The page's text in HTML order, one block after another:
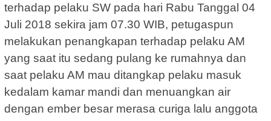
terhadap pelaku SW pada hari Rabu Tanggal 04
Juli 2018 sekira jam 07.30 WIB, petugaspun
melakukan penangkapan terhadap pelaku AM
yang saat itu sedang pulang ke rumahnya dan
saat pelaku AM mau ditangkap pelaku masuk
kedalam kamar mandi dan menuangkan air
dengan ember besar merasa curiga lalu anggota